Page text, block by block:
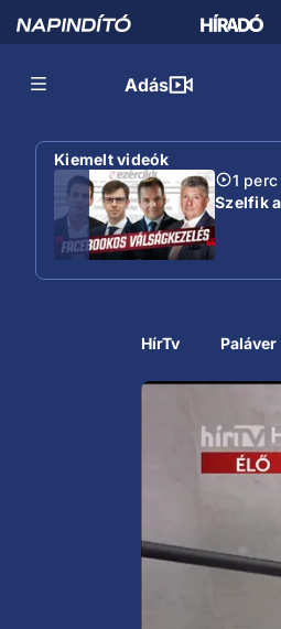
Adás
Kiemelt videók
1 perc
Szelfik
HírTv Paláver